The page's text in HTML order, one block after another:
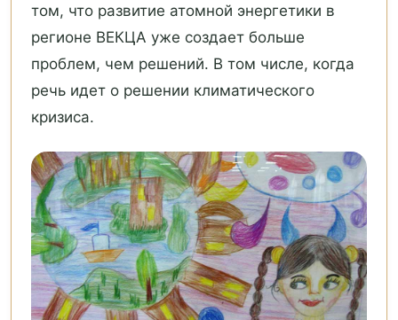
том, что развитие атомной энергетики в
регионе ВЕКЦА уже создает больше
проблем, чем решений. В том числе, когда
речь идет о решении климатического
кризиса.